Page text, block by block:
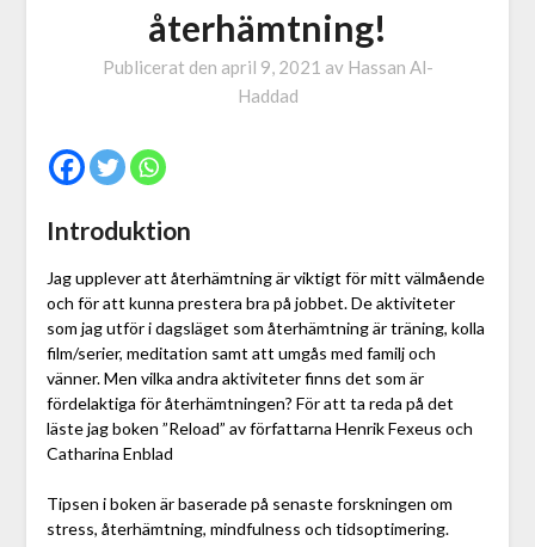
återhämtning!
Publicerat den april 9, 2021 av Hassan Al-
Haddad
Introduktion
Jag upplever att återhämtning är viktigt för mitt välmående
och för att kunna prestera bra på jobbet. De aktiviteter
som jag utför i dagsläget som återhämtning är träning, kolla
film/serier, meditation samt att umgås med familj och
vänner. Men vilka andra aktiviteter finns det som är
fördelaktiga för återhämtningen? För att ta reda på det
läste jag boken ”Reload” av författarna Henrik Fexeus och
Catharina Enblad
Tipsen i boken är baserade på senaste forskningen om
stress, återhämtning, mindfulness och tidsoptimering.